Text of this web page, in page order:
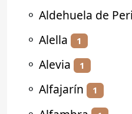
⚬ Aldehuela de
⚬ Alella 1
⚬ Alevia 1
⚬ Alfajarín 1